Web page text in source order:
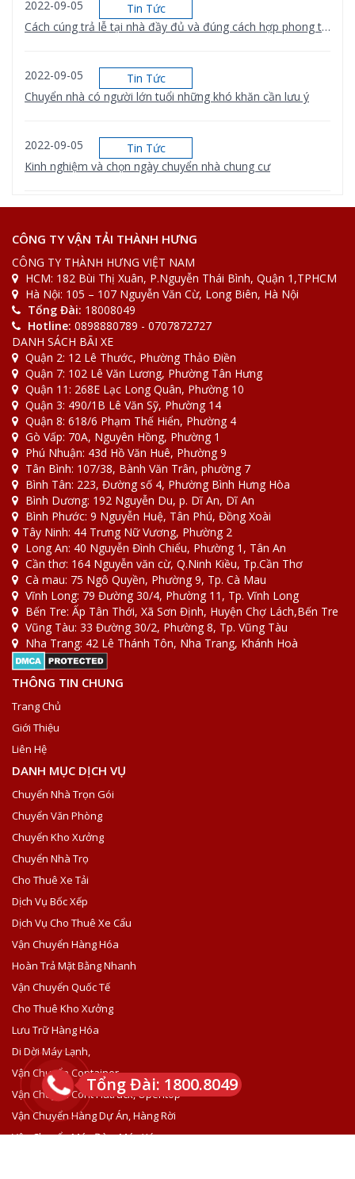
2022-09-05
Tin Tức
Cách cúng trả lễ tại nhà đầy đủ và đúng cách hợp phong thủy
2022-09-05
Tin Tức
Chuyển nhà có người lớn tuổi những khó khăn cần lưu ý
2022-09-05
Tin Tức
Kinh nghiệm và chọn ngày chuyển nhà chung cư
[Bảng giá] Xe tải chuyển nhà bao nhiêu 1km
2022-08-31
Tin Tức
[Giải Đáp] Gửi đồ qua bưu điện bao nhiêu 1kg
CÔNG TY VẬN TẢI THÀNH HƯNG
CÔNG TY THÀNH HƯNG VIỆT NAM
HCM: 182 Bùi Thị Xuân, P.Nguyễn Thái Bình, Quận 1,TPHCM
Hà Nội: 105 – 107 Nguyễn Văn Cừ, Long Biên, Hà Nội
Tổng Đài: 18008049
Hotline: 0898880789 - 0707872727
DANH SÁCH BÃI XE
Quận 2: 12 Lê Thước, Phường Thảo Điền
Quận 7: 102 Lê Văn Lương, Phường Tân Hưng
Quận 11: 268E Lạc Long Quân, Phường 10
Quận 3: 490/1B Lê Văn Sỹ, Phường 14
Quận 8: 618/6 Phạm Thế Hiển, Phường 4
Gò Vấp: 70A, Nguyên Hồng, Phường 1
Phú Nhuận: 43d Hồ Văn Huê, Phường 9
Tân Bình: 107/38, Bành Văn Trân, phường 7
Bình Tân: 223, Đường số 4, Phường Bình Hưng Hòa
Bình Dương: 192 Nguyễn Du, p. Dĩ An, Dĩ An
Bình Phước: 9 Nguyễn Huệ, Tân Phú, Đồng Xoài
Tây Ninh: 44 Trưng Nữ Vương, Phường 2
Long An: 40 Nguyễn Đình Chiểu, Phường 1, Tân An
Cần thơ: 164 Nguyễn văn cừ, Q.Ninh Kiều, Tp.Cần Thơ
Cà mau: 75 Ngô Quyền, Phường 9, Tp. Cà Mau
Vĩnh Long: 79 Đường 30/4, Phường 11, Tp. Vĩnh Long
Bến Tre: Ấp Tân Thới, Xã Sơn Định, Huyện Chợ Lách,Bến Tre
Vũng Tàu: 33 Đường 30/2, Phường 8, Tp. Vũng Tàu
Nha Trang: 42 Lê Thánh Tôn, Nha Trang, Khánh Hoà
THÔNG TIN CHUNG
Trang Chủ
Giới Thiệu
Liên Hệ
DANH MỤC DỊCH VỤ
Chuyển Nhà Trọn Gói
Chuyển Văn Phòng
Chuyển Kho Xưởng
Chuyển Nhà Trọ
Cho Thuê Xe Tải
Dịch Vụ Bốc Xếp
Dịch Vụ Cho Thuê Xe Cẩu
Vận Chuyển Hàng Hóa
Hoàn Trả Mặt Bằng Nhanh
Vận Chuyển Quốc Tế
Cho Thuê Kho Xưởng
Lưu Trữ Hàng Hóa
Di Dời Máy Lạnh,
Vận Chuyển Container
Vận Chuyển Cont Flatrack, Opentop
Vận Chuyển Hàng Dự Án, Hàng Rời
Vận Chuyển Máy Đào, Máy Xúc
Tổng Đài: 1800.8049